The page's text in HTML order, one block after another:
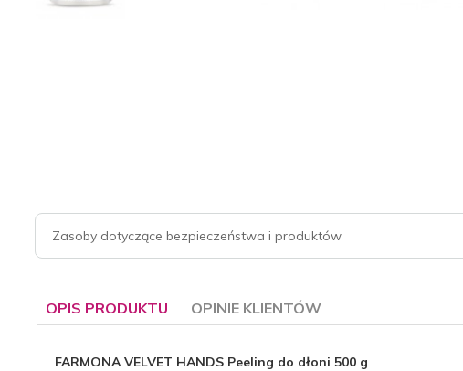
Zasoby dotyczące bezpieczeństwa i produktów
OPIS PRODUKTU OPINIE KLIENTÓW
FARMONA VELVET HANDS Peeling do dłoni 500 g